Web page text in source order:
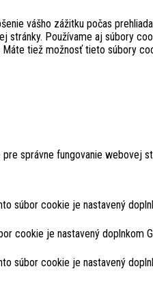
vášho zážitku počas
stránky. Používame aj súbory
Máte tiež možnosť tieto súbory
správne fungovanie
súbor cookie je nastavený
cookie je nastavený doplnkom
súbor cookie je nastavený